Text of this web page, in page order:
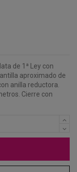
de 1ª Ley con
aproximado de
anilla reductora.
Cierre con